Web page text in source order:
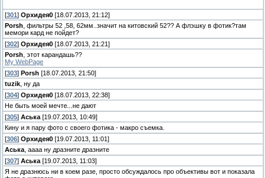
[301 ] Орхидея0 [18.07.2013, 21:12]
Porsh , фильтры 52 ,58, 62мм..значит на китовский 52?? А флэшку в фотик?там
мемори кард не пойдет?
[302] Орхидея0 [18.07.2013, 21:21]
Porsh , этот карандашь??
My WebPage
[303] Porsh [18.07.2013, 21:50]
tuzik , ну да
[304] Орхидея0 [18.07.2013, 22:38]
Не быть моей мечте...не дают
[305] Аська [19.07.2013, 10:49]
Кину и я пару фото с своего фотика - макро съемка.
[306] Орхидея0 [19.07.2013, 11:01]
Аська , аааа ну дразните дразните
[307] Аська [19.07.2013, 11:03]
Я не дразнюсь ни в коем разе, просто обсуждалось про объективы вот и показала